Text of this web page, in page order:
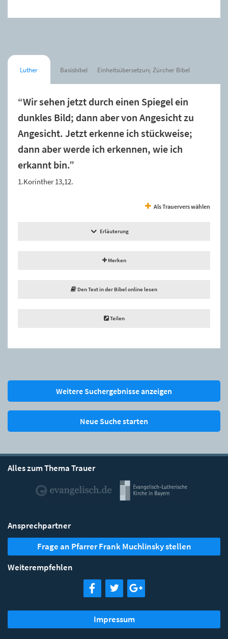
Luther Basisbibel Einheitsübersetzung Zürcher Bibel
“Wir sehen jetzt durch einen Spiegel ein
dunkles Bild; dann aber von Angesicht zu
Angesicht. Jetzt erkenne ich stückweise;
dann aber werde ich erkennen, wie ich
erkannt bin.”
1.Korinther 13,12.
Als Trauervers wählen
Erläuterung
Merken
Den Text in der Bibel online lesen
Teilen
Weitere Suchergebnisse anzeigen
Neue Suche starten
Alles zum Thema Trauer
Ansprechpartner
Frage an Pfarrer Frank Muchlinsky stellen
Weiterempfehlen
Impressum